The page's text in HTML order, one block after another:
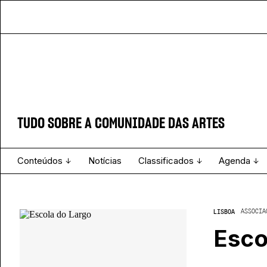
TUDO SOBRE A COMUNIDADE DAS ARTES
Conteúdos Notícias Classificados Agenda
LISBOA